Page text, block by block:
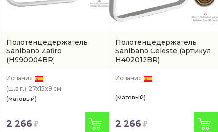
Полотенцедержатель
Sanibano Zafiro
(H990004BR)
Испания
(ш.в.г.) 27x15x9 см.
(матовый)
2 266
Полотенцедержатель
Sanibano Celeste (артикул
H402012BR)
Испания
(матовый)
2 266